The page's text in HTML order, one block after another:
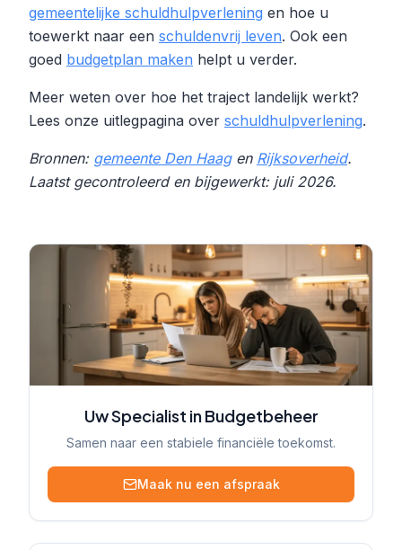
gemeentelijke schuldhulpverlening en hoe u
toewerkt naar een schuldenvrij leven. Ook een
goed budgetplan maken helpt u verder.
Meer weten over hoe het traject landelijk werkt?
Lees onze uitlegpagina over schuldhulpverlening.
Bronnen: gemeente Den Haagen Rijksoverheid.
Laatst gecontroleerd en bijgewerkt: juli 2026.
Uw Specialist in Budgetbeheer
Samen naar een stabiele financiële toekomst.
Maak nu een afspraak